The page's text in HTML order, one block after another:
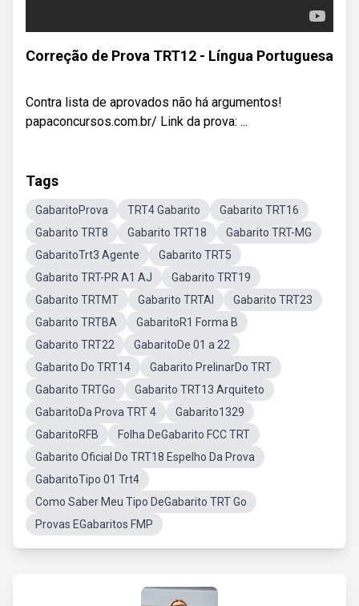
Correção de Prova TRT12 - Língua Portuguesa
Contra lista de aprovados não há argumentos!
papaconcursos.com.br/ Link da prova: ...
Tags
GabaritoProva TRT4 Gabarito
Gabarito TRT16
Gabarito TRT8
Gabarito TRT18
Gabarito TRT-MG
GabaritoTrt3 Agente
Gabarito TRT5
Gabarito TRT-PR A1 AJ
Gabarito TRT19
Gabarito TRTMT
Gabarito TRTAl
Gabarito TRT23
Gabarito TRTBA
GabaritoR1 Forma B
Gabarito TRT22
GabaritoDe 01 a 22
Gabarito Do TRT14
Gabarito PrelinarDo TRT
Gabarito TRTGo
Gabarito TRT13 Arquiteto
GabaritoDa Prova TRT 4
Gabarito1329
GabaritoRFB
Folha DeGabarito FCC TRT
Gabarito Oficial Do TRT18 Espelho Da Prova
GabaritoTipo 01 Trt4
Como Saber Meu Tipo DeGabarito TRT Go
Provas EGabaritos FMP